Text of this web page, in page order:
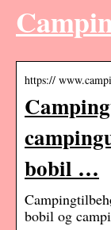
https://
bobil …
bobil og